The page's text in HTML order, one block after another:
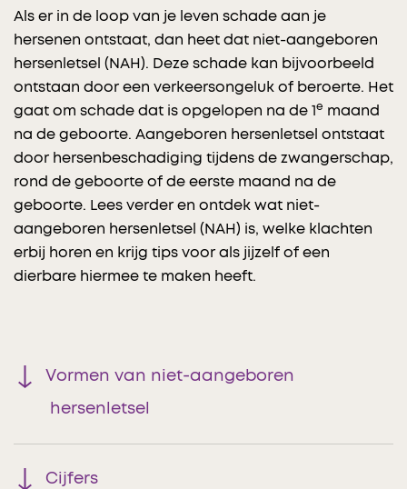
Als er in de loop van je leven schade aan je
hersenen ontstaat, dan heet dat niet-aangeboren
hersenletsel (NAH). Deze schade kan bijvoorbeeld
ontstaan door een verkeersongeluk of beroerte. Het
gaat om schade dat is opgelopen na de 1e maand
na de geboorte. Aangeboren hersenletsel ontstaat
door hersenbeschadiging tijdens de zwangerschap,
rond de geboorte of de eerste maand na de
geboorte. Lees verder en ontdek wat niet-
aangeboren hersenletsel (NAH) is, welke klachten
erbij horen en krijg tips voor als jijzelf of een
dierbare hiermee te maken heeft.
Vormen van niet-aangeboren
hersenletsel
Cijfers